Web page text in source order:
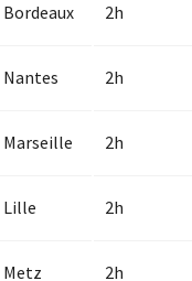
Bordeaux 2h
Nantes 2h
Marseille 2h
Lille 2h
Metz 2h